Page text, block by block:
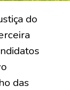
do
das